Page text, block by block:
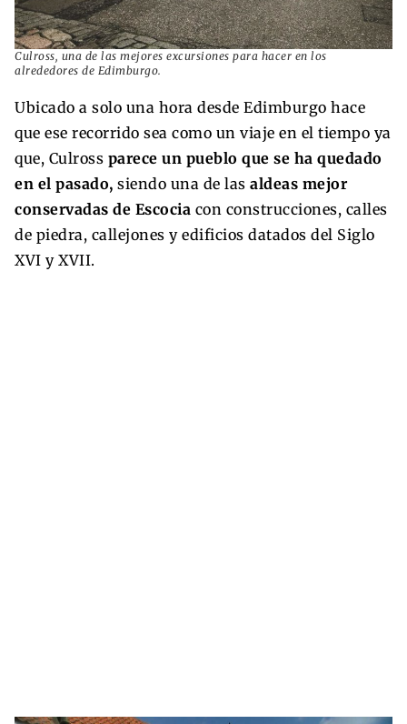
Culross, una de las mejores excursiones para hacer en los
alrededores de Edimburgo.
Ubicado a solo una hora desde Edimburgo hace
que ese recorrido sea como un viaje en el tiempo ya
que, Culross parece un pueblo que se ha quedado
en el pasado, siendo una de las aldeas mejor
conservadas de Escocia con construcciones, calles
de piedra, callejones y edificios datados del Siglo
XVI y XVII.